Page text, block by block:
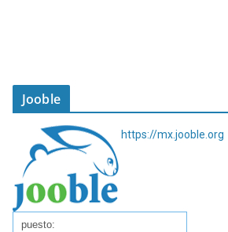
Jooble
https://mx.jooble.org
puesto: